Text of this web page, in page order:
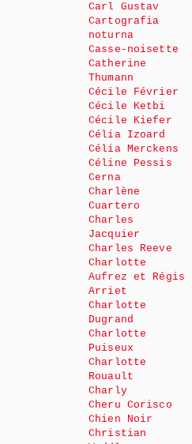
Carl Gustav
Cartografia
noturna
Casse-noisette
Catherine
Thumann
Cécile Février
Cécile Ketbi
Cécile Kiefer
Célia Izoard
Célia Merckens
Céline Pessis
Cerna
Charlène
Cuartero
Charles
Jacquier
Charles Reeve
Charlotte
Aufrez et Régis
Arriet
Charlotte
Dugrand
Charlotte
Puiseux
Charlotte
Rouault
Charly
Cheru Corisco
Chien Noir
Christian